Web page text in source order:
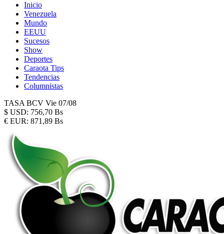
Inicio
Venezuela
Mundo
EEUU
Sucesos
Show
Deportes
Caraota Tips
Tendencias
Columnistas
TASA BCV Vie 07/08
$ USD: 756,70 Bs
€ EUR: 871,89 Bs